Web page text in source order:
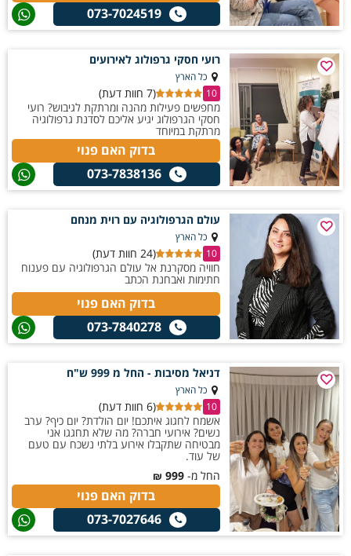
073-7024519
רועי חסקי גרפולוג לאירועים
כל הארץ
10
(7 חוות דעת)
מחפשים פעילות מהנה ומרתקת לגיבוש? רועי
חסקי הגרפולוג יגיע אליכם לסדנת גרפולוגיה
מרתקת במיוחד
בדוק האם פנוי
073-7838136
עולם הגרפולוגיה עם רוית מנחם
כל הארץ
10
(24 חוות דעת)
חוויה מסקרנת אל עולם הגרפולוגיה עם פענוח
חתימות ואבחנת הכתב
בדוק האם פנוי
073-7840278
דניאל מסיבות - החל מ 999 ש"ח
כל הארץ
10
(6 חוות דעת)
אשמח לחגוג איתכם! יום הולדת? יום כיף? ערב
נשים? אירועי חברה? מה שלא תחגגו אני
מבטיחה שתקבלו אירוע בלתי נשכח עם טעם
של עוד.
החל מ- 999
₪
בדוק האם פנוי
073-7027646